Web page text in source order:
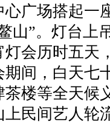
广场搭起一
山”。灯台上
会历时五天
期间，白天七
楼等全天候
民间艺人轮